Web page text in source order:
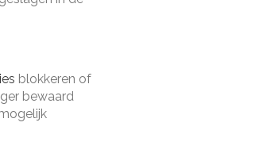
blokkeren of
bewaard